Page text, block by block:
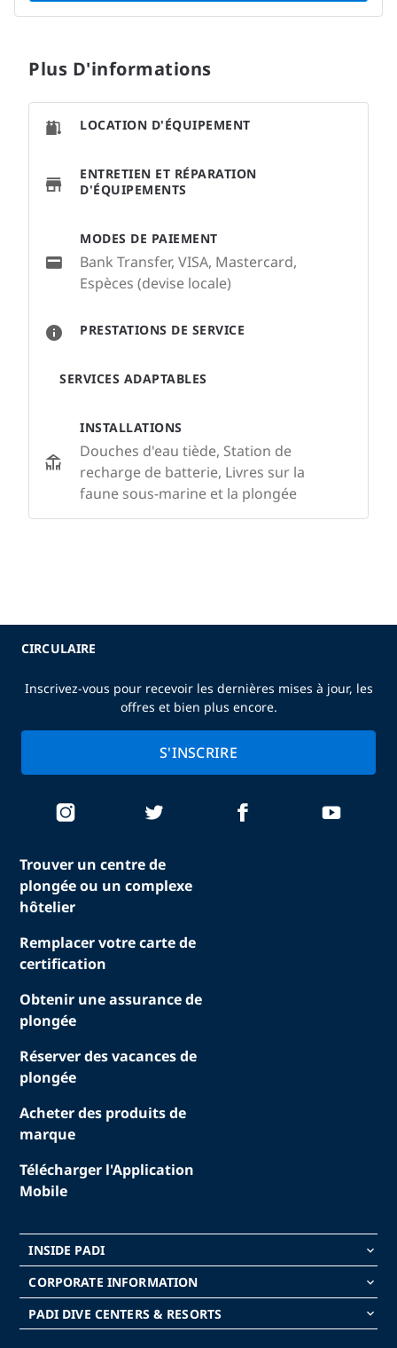
Plus D'informations
PRESTATIONS DE SERVICE
SERVICES ADAPTABLES
INSTALLATIONS
Douches d'eau tiède, Station de
recharge de batterie, Livres sur la
faune sous-marine et la plongée
LOCATION D'ÉQUIPEMENT
ENTRETIEN ET RÉPARATION
D'ÉQUIPEMENTS
MODES DE PAIEMENT
Bank Transfer, VISA, Mastercard,
Espèces (devise locale)
Trouver un centre de
plongée ou un complexe
hôtelier
Remplacer votre carte de
certification
Obtenir une assurance de
plongée
Réserver des vacances de
plongée
Acheter des produits de
marque
Télécharger l'Application
Mobile
INSIDE PADI keyboard_arrow_down
CORPORATE INFORMATION keyboard_arrow_down
PADI DIVE CENTERS & RESORTS keyboard_arrow_down
CIRCULAIRE
Inscrivez-vous pour recevoir les dernières mises à jour, les
offres et bien plus encore.
S'INSCRIRE